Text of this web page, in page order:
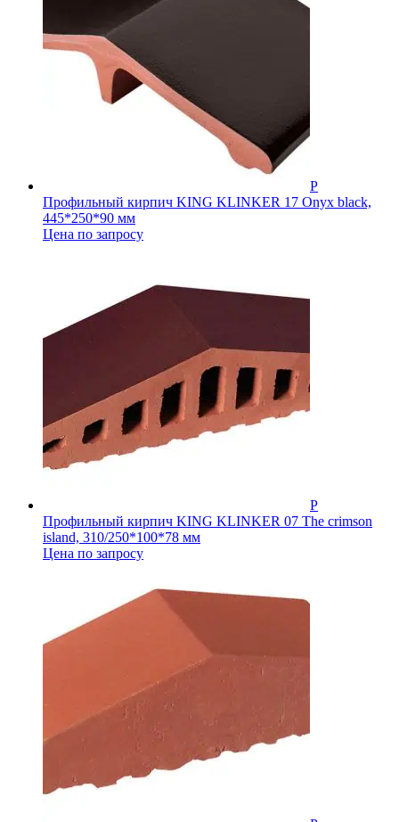
Профильный кирпич KING KLINKER 17 Onyx black,
445*250*90 мм
Цена по запросу
Профильный кирпич KING KLINKER 07 The crimson
island, 310/250*100*78 мм
Цена по запросу